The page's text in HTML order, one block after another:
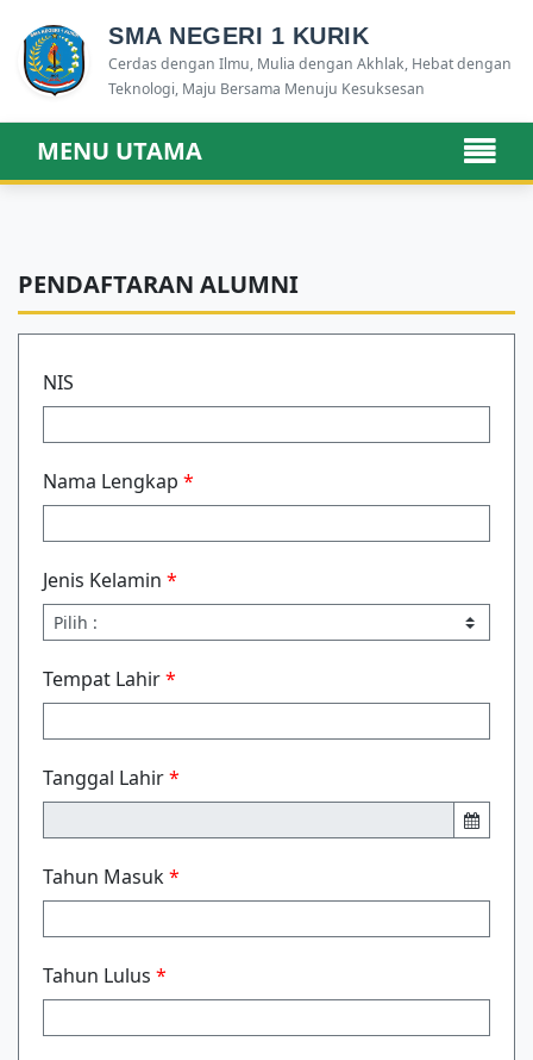
SMA NEGERI 1 KURIK
Cerdas dengan Ilmu, Mulia dengan Akhlak, Hebat dengan
Teknologi, Maju Bersama Menuju Kesuksesan
MENU UTAMA
PENDAFTARAN ALUMNI
NIS
Nama Lengkap *
Jenis Kelamin *
Tempat Lahir*
Tanggal Lahir*
Tahun Masuk*
Tahun Lulus *